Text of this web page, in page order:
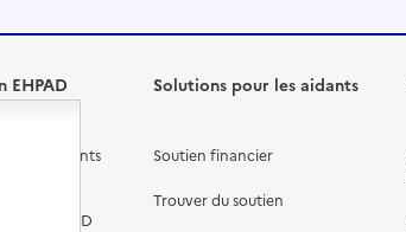
EHPAD
en EHPAD
Solutions pour les aidants
Soutien financier
Trouver du soutien